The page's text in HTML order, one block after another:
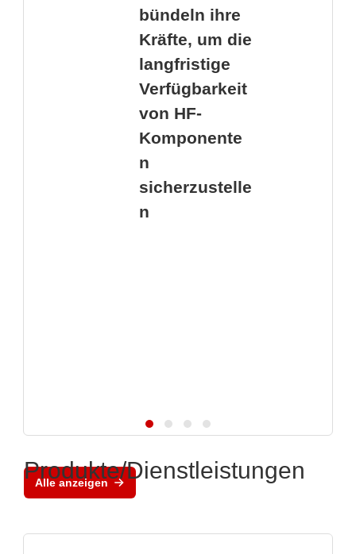
bündeln ihre
Kräfte, um die
langfristige
Verfügbarkeit
von HF-
Komponente
n
sicherzustelle
n
Alle anzeigen
Produkte/Dienstleistungen